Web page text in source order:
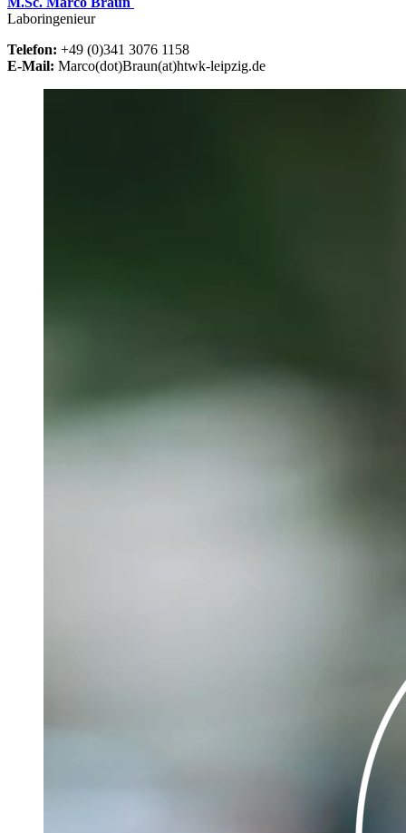
Laboringenieur
Telefon: +49 (0)341 3076 1158
E-Mail: Marco(dot)Braun(at)htwk-leipzig.de